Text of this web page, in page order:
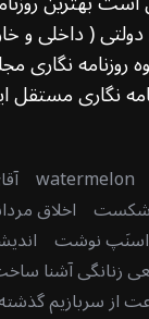
( داخلی و
نگاری
نگاری مستقل
watermelon
شکست اخلاق
اسنَپ نوشت
زنانگی آشنا
از سربازیم گذشته